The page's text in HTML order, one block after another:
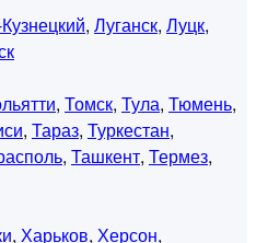
, Луганск, Луцк,
, Томск, Тула, Тюмень,
, Тараз, Туркестан,
, Ташкент, Термез,
, Харьков, Херсон,